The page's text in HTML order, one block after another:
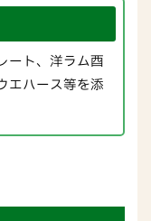
ート、洋ラム酉
エハース等を添